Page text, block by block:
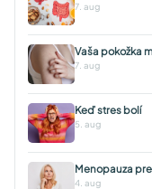
7. aug
Vaša pokožka
7. aug
Keď stres bolí
5. aug
Menopauza
4. aug